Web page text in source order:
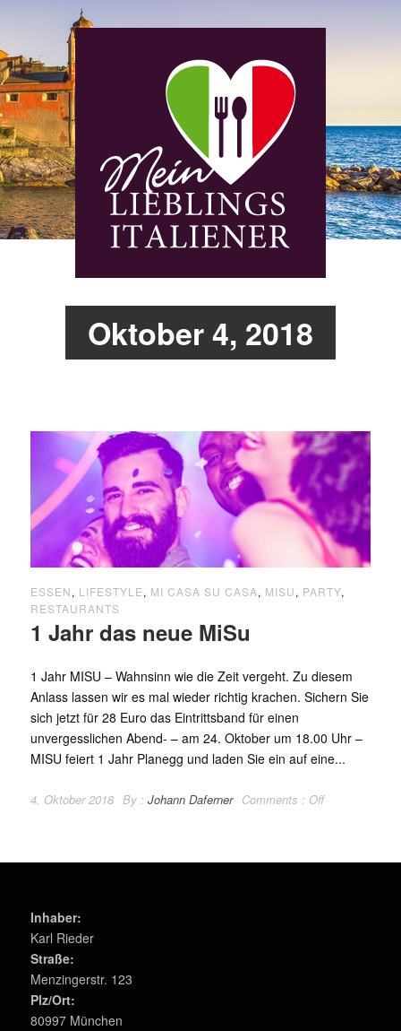
Oktober 4, 2018
ESSEN, LIFESTYLE, MI CASA SU CASA, MISU, PARTY,
RESTAURANTS
1 Jahr das neue MiSu
1 Jahr MISU – Wahnsinn wie die Zeit vergeht. Zu diesem
Anlass lassen wir es mal wieder richtig krachen. Sichern Sie
sich jetzt für 28 Euro das Eintrittsband für einen
unvergesslichen Abend- – am 24. Oktober um 18.00 Uhr –
MISU feiert 1 Jahr Planegg und laden Sie ein auf eine...
4. Oktober 2018 By : Johann Daferner Comments : Off
Inhaber:
Karl Rieder
Straße:
Menzingerstr. 123
Plz/Ort:
80997 München